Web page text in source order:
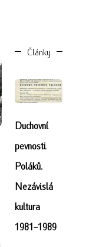
Články
Duchovní
pevnosti
Poláků.
Nezávislá
kultura
1981-1989